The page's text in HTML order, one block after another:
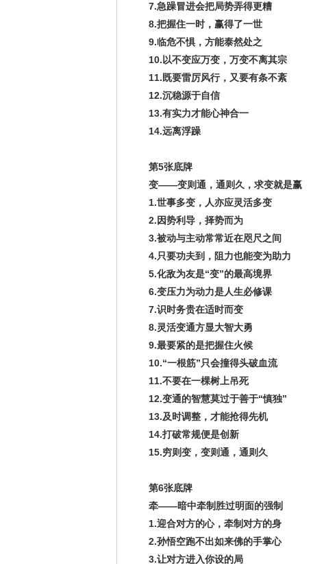
7.急躁冒进会把局势弄得更糟
8.把握住一时，赢得了一世
9.临危不惧，方能泰然处之
10.以不变应万变，万变不离其宗
11.既要雷厉风行，又要有条不紊
12.沉稳源于自信
13.有实力才能心神合一
14.远离浮躁
第5张底牌
变——变则通，通则久，求变就是赢
1.世事多变，人亦应灵活多变
2.因势利导，择势而为
3.被动与主动常常近在咫尺之间
4.只要功夫到，阻力也能变为助力
5.化敌为友是“变”的最高境界
6.变压力为动力是人生必修课
7.识时务贵在适时而变
8.灵活变通方显大智大勇
9.最要紧的是把握住火候
10.“一根筋”只会撞得头破血流
11.不要在一棵树上吊死
12.变通的智慧莫过于善于“慎独”
13.及时调整，才能抢得先机
14.打破常规便是创新
15.穷则变，变则通，通则久
第6张底牌
牵——暗中牵制胜过明面的强制
1.迎合对方的心，牵制对方的身
2.孙悟空跑不出如来佛的手掌心
3.让对方进入你设的局